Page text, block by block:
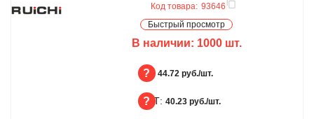
Код товара: 93646
Быстрый просмотр
В наличии: 1000шт.
БЦ: 44.72 руб./шт.
ОПТ: 40.23 руб./шт.